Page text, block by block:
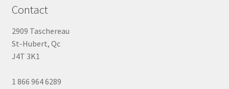
Contact
2909 Taschereau
St-Hubert, Qc
J4T 3K1
1 866 964 6289